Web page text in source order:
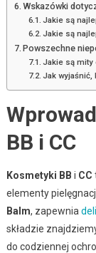
Wskazówki
Jakie są
Jakie są
Powszechne
Jakie są mity
Jak
BB i CC
Kosmetyki BB i CC
elementy
Balm, zapewnia
składzie
do codziennej